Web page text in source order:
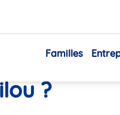
Familles
une
?